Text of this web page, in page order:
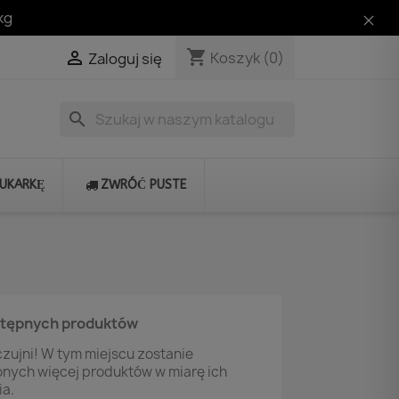
 Zaloguj się shopping_cart Koszyk (0)
search
ZWRÓĆ PUSTE
produktów
W tym miejscu zostanie
więcej produktów w miarę ich